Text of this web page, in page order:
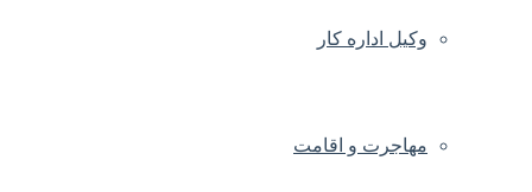
وکیل اداره کار
مهاجرت و اقامت